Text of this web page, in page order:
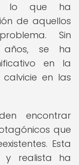
lo que ha
de aquellos
Sin
se ha
en la
en las
encontrar
que
Esta
y realista ha